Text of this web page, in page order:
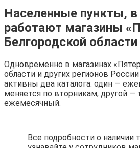
Населенные пункты,
работают магазины
Белгородской области
Одновременно в магазинах
области и других регионов
активны два каталога: один —
меняется по вторникам; другой —
ежемесячный.
Все подробности о наличии